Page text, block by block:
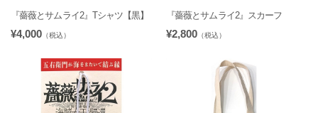
『薔薇とサムライ2』Tシャツ【黒】
¥4,000 （税込）
『薔薇とサムライ2』スカーフ
¥2,800 （税込）